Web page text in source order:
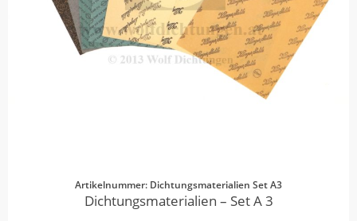
Artikelnummer: Dichtungsmaterialien Set A3
Dichtungsmaterialien – Set A 3